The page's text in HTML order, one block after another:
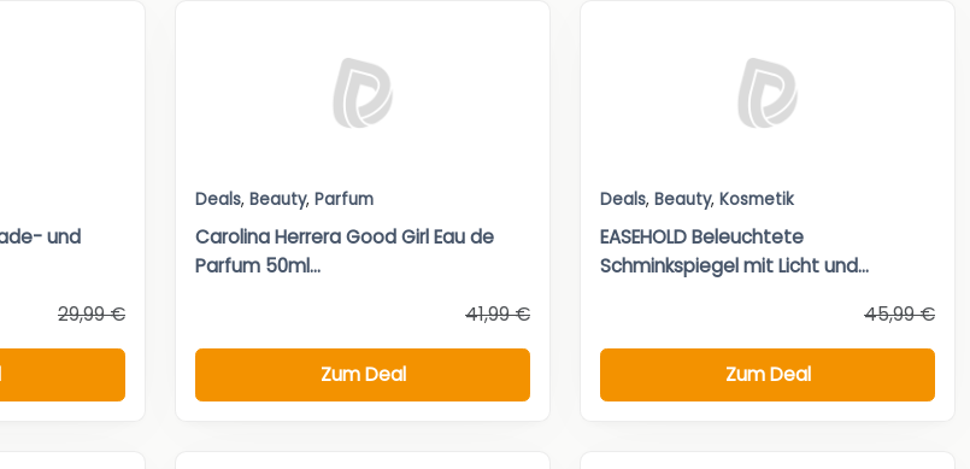
und
29,99 €
Deals, Beauty, Parfum
Carolina Herrera Good Girl Eau de
Parfum 50ml...
41,99 €
Zum Deal
Deals, Beauty, Kosmetik
EASEHOLD Beleuchtete
Schminkspiegel mit Licht und...
45,99 €
Zum Deal